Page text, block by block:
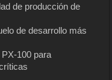
de producción de
de desarrollo más
100 para